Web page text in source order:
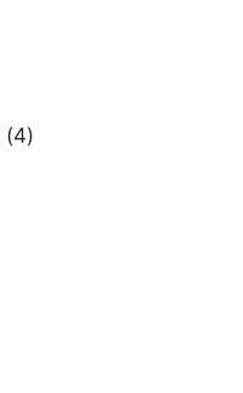
(4)